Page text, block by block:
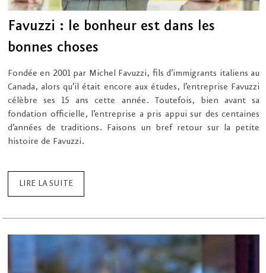
Favuzzi : le bonheur est dans les
bonnes choses
Fondée en 2001 par Michel Favuzzi, fils d’immigrants italiens au
Canada, alors qu’il était encore aux études, l’entreprise Favuzzi
célèbre ses 15 ans cette année. Toutefois, bien avant sa
fondation officielle, l’entreprise a pris appui sur des centaines
d’années de traditions. Faisons un bref retour sur la petite
histoire de Favuzzi.
LIRE LA SUITE